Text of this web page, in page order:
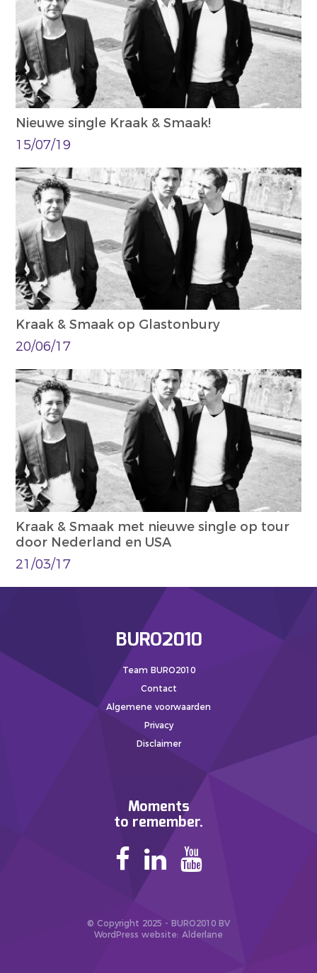
Nieuwe single Kraak & Smaak!
15/07/19
Kraak & Smaak op Glastonbury
20/06/17
Kraak & Smaak met nieuwe single op tour
door Nederland en USA
21/03/17
BURO2010
Team BURO2010
Contact
Algemene voorwaarden
Privacy
Disclaimer
Moments
to remember.
© Copyright 2025 - BURO2010 BV
WordPress website: Alderlane